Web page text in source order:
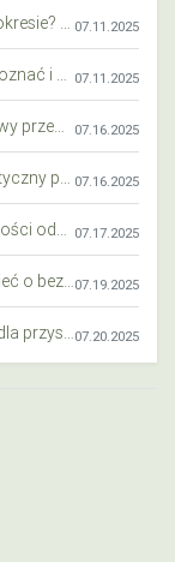
07.11.2025
07.11.2025
07.16.2025
07.16.2025
07.17.2025
07.19.2025
07.20.2025